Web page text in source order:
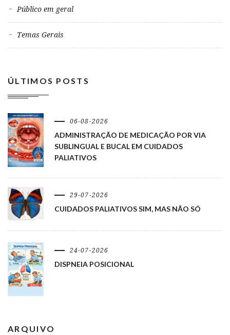
Público em geral
Temas Gerais
ÚLTIMOS POSTS
06-08-2026
ADMINISTRAÇÃO DE MEDICAÇÃO POR VIA
SUBLINGUAL E BUCAL EM CUIDADOS
PALIATIVOS
29-07-2026
CUIDADOS PALIATIVOS SIM, MAS NÃO SÓ
24-07-2026
DISPNEIA POSICIONAL
ARQUIVO